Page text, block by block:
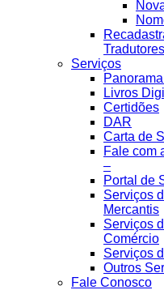
Tradutores
Serviços
Livros
Certidões
DAR
Carta de
Fale com
–
Portal de
Serviços
Mercantis
Serviços
Comércio
Serviços
Outros
Fale Conosco